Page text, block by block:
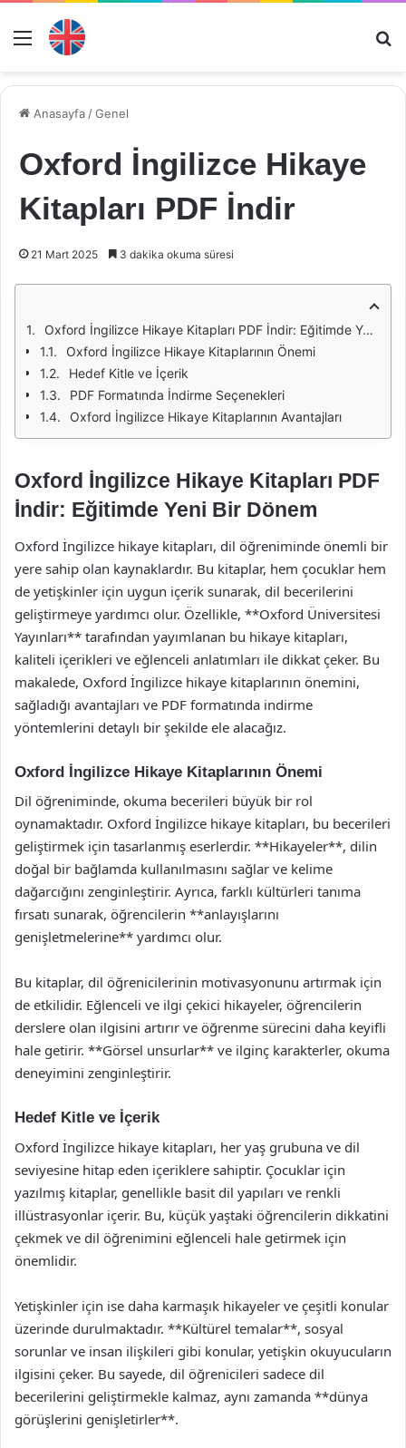
Menü
Anasayfa /Genel
Oxford İngilizce Hikaye
Kitapları PDF İndir
21 Mart 2025 3 dakika okuma süresi
Oxford İngilizce Hikaye Kitapları PDF İndir: Eğitimde Yeni Bir Dönem
Oxford İngilizce Hikaye Kitaplarının Önemi
Hedef Kitle ve İçerik
PDF Formatında İndirme Seçenekleri
Oxford İngilizce Hikaye Kitaplarının Avantajları
Oxford İngilizce Hikaye Kitapları PDF
İndir: Eğitimde Yeni Bir Dönem
Oxford İngilizce hikaye kitapları, dil öğreniminde önemli bir
yere sahip olan kaynaklardır. Bu kitaplar, hem çocuklar hem
de yetişkinler için uygun içerik sunarak, dil becerilerini
geliştirmeye yardımcı olur. Özellikle, **Oxford Üniversitesi
Yayınları** tarafından yayımlanan bu hikaye kitapları,
kaliteli içerikleri ve eğlenceli anlatımları ile dikkat çeker. Bu
makalede, Oxford İngilizce hikaye kitaplarının önemini,
sağladığı avantajları ve PDF formatında indirme
yöntemlerini detaylı bir şekilde ele alacağız.
Oxford İngilizce Hikaye Kitaplarının Önemi
Dil öğreniminde, okuma becerileri büyük bir rol
oynamaktadır. Oxford İngilizce hikaye kitapları, bu becerileri
geliştirmek için tasarlanmış eserlerdir. **Hikayeler**, dilin
doğal bir bağlamda kullanılmasını sağlar ve kelime
dağarcığını zenginleştirir. Ayrıca, farklı kültürleri tanıma
fırsatı sunarak, öğrencilerin **anlayışlarını
genişletmelerine** yardımcı olur.
Bu kitaplar, dil öğrenicilerinin motivasyonunu artırmak için
de etkilidir. Eğlenceli ve ilgi çekici hikayeler, öğrencilerin
derslere olan ilgisini artırır ve öğrenme sürecini daha keyifli
hale getirir. **Görsel unsurlar** ve ilginç karakterler, okuma
deneyimini zenginleştirir.
Hedef Kitle ve İçerik
Oxford İngilizce hikaye kitapları, her yaş grubuna ve dil
seviyesine hitap eden içeriklere sahiptir. Çocuklar için
yazılmış kitaplar, genellikle basit dil yapıları ve renkli
illüstrasyonlar içerir. Bu, küçük yaştaki öğrencilerin dikkatini
çekmek ve dil öğrenimini eğlenceli hale getirmek için
önemlidir.
Yetişkinler için ise daha karmaşık hikayeler ve çeşitli konular
üzerinde durulmaktadır. **Kültürel temalar**, sosyal
sorunlar ve insan ilişkileri gibi konular, yetişkin okuyucuların
ilgisini çeker. Bu sayede, dil öğrenicileri sadece dil
becerilerini geliştirmekle kalmaz, aynı zamanda **dünya
görüşlerini genişletirler**.